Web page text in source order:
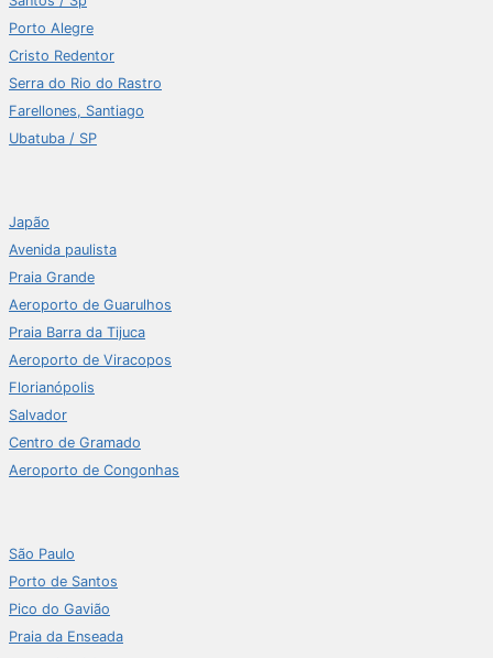
Porto Alegre
Cristo Redentor
Serra do Rio do Rastro
Farellones, Santiago
Ubatuba / SP
Japão
Avenida paulista
Praia Grande
Aeroporto de Guarulhos
Praia Barra da Tijuca
Aeroporto de Viracopos
Florianópolis
Salvador
Centro de Gramado
Aeroporto de Congonhas
São Paulo
Porto de Santos
Pico do Gavião
Praia da Enseada